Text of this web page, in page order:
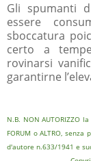
Gli spumanti
essere
sboccatura
certo a
rovinarsi
garantirne
N.B. NON AUTORIZZO
FORUM o ALTRO,
d'autore n.633/1941 e